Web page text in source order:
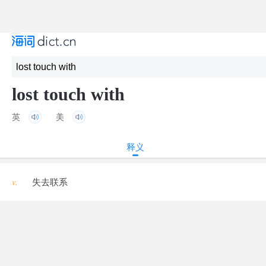
lost touch with
英 美
释义
v. 失去联系